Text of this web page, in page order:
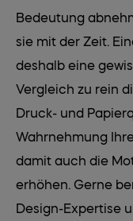
Bedeutung
sie mit der Zeit.
deshalb eine
Vergleich zu rein
Druck- und
Wahrnehmung
damit auch die
erhöhen. Gerne
Design-Expertise